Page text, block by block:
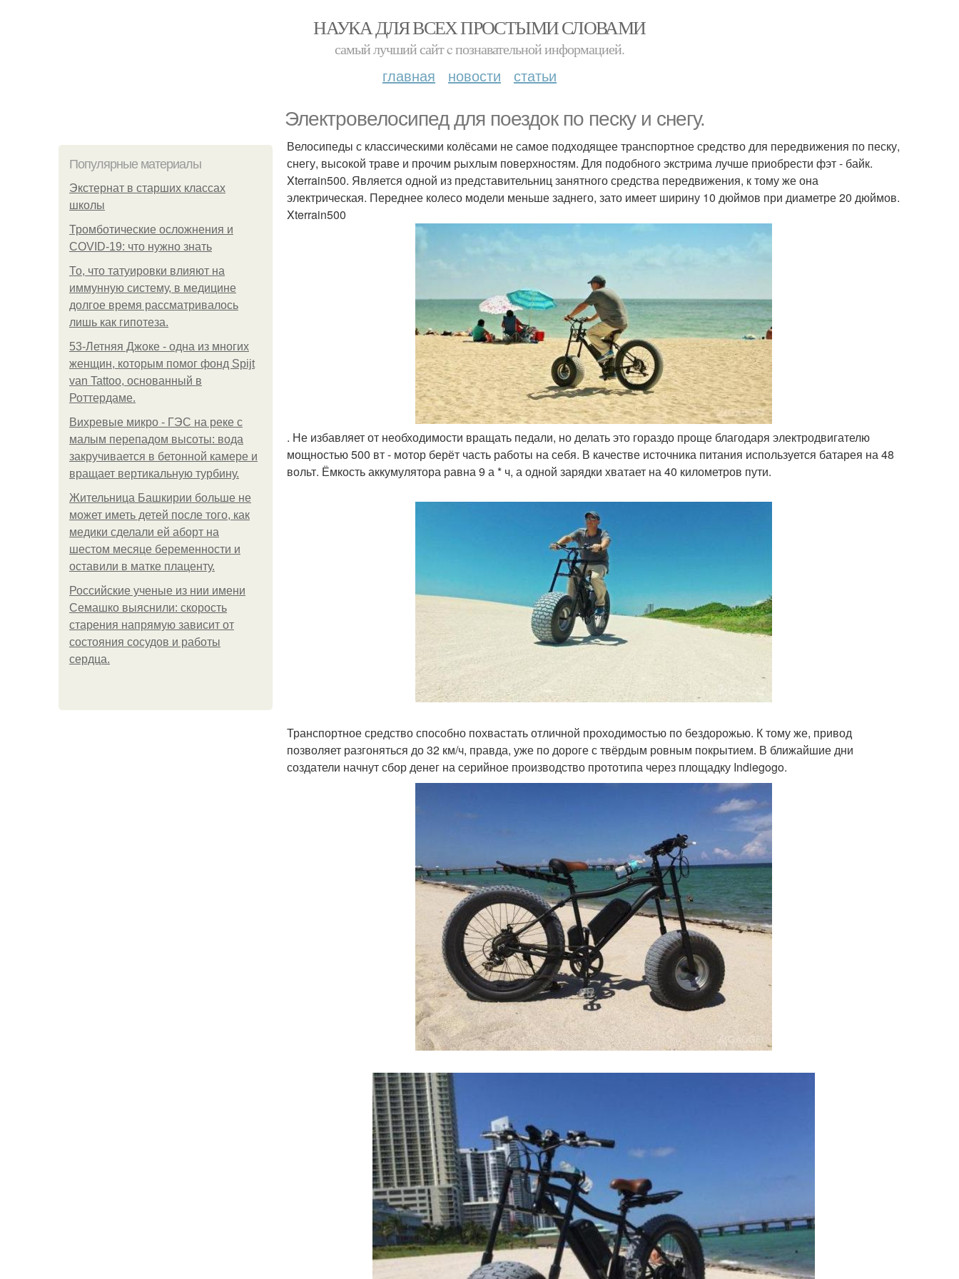
НАУКА ДЛЯ ВСЕХ ПРОСТЫМИ СЛОВАМИ
самый лучший сайт c познавательной информацией.
главная новости статьи
Электровелосипед для поездок по песку и снегу.
Популярные материалы
Экстернат в старших классах
школы
Тромботические осложнения и
COVID-19: что нужно знать
То, что татуировки влияют на
иммунную систему, в медицине
долгое время рассматривалось
лишь как гипотеза.
53-Летняя Джоке - одна из многих
женщин, которым помог фонд Spijt
van Tattoo, основанный в
Роттердаме.
Вихревые микро - ГЭС на реке с
малым перепадом высоты: вода
закручивается в бетонной камере и
вращает вертикальную турбину.
Жительница Башкирии больше не
может иметь детей после того, как
медики сделали ей аборт на
шестом месяце беременности и
оставили в матке плаценту.
Российские ученые из нии имени
Семашко выяснили: скорость
старения напрямую зависит от
состояния сосудов и работы
сердца.
Велосипеды с классическими колёсами не самое подходящее транспортное средство для передвижения по песку,
снегу, высокой траве и прочим рыхлым поверхностям. Для подобного экстрима лучше приобрести фэт - байк.
Xterrain500. Является одной из представительниц занятного средства передвижения, к тому же она
электрическая. Переднее колесо модели меньше заднего, зато имеет ширину 10 дюймов при диаметре 20 дюймов.
Xterrain500
. Не избавляет от необходимости вращать педали, но делать это гораздо проще благодаря электродвигателю
мощностью 500 вт - мотор берёт часть работы на себя. В качестве источника питания используется батарея на 48
вольт. Ёмкость аккумулятора равна 9 а * ч, а одной зарядки хватает на 40 километров пути.
Транспортное средство способно похвастать отличной проходимостью по бездорожью. К тому же, привод
позволяет разгоняться до 32 км/ч, правда, уже по дороге с твёрдым ровным покрытием. В ближайшие дни
создатели начнут сбор денег на серийное производство прототипа через площадку Indiegogo.